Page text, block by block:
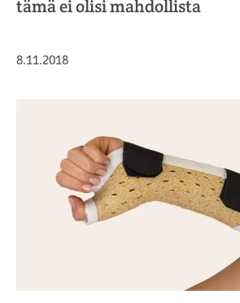
tämä ei olisi mahdollista
Julkaistu
8.11.2018